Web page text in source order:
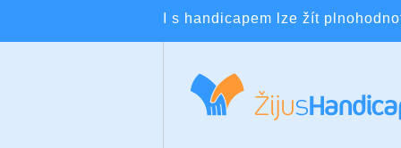
I s handicapem lze žít